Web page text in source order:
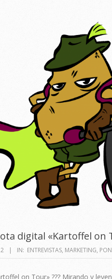
digital «Kartoffel on
IN: ENTREVISTAS, MARKETING,
on Tour» ??? Mirando y